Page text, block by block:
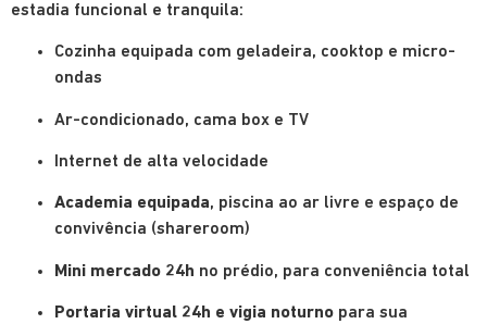
estadia funcional e tranquila:
Cozinha equipada com geladeira, cooktop e micro-
ondas
Ar-condicionado, cama box e TV
Internet de alta velocidade
Academia equipada, piscina ao ar livre e espaço de
convivência (shareroom)
Mini mercado 24h no prédio, para conveniência total
Portaria virtual 24h e vigia noturno para sua